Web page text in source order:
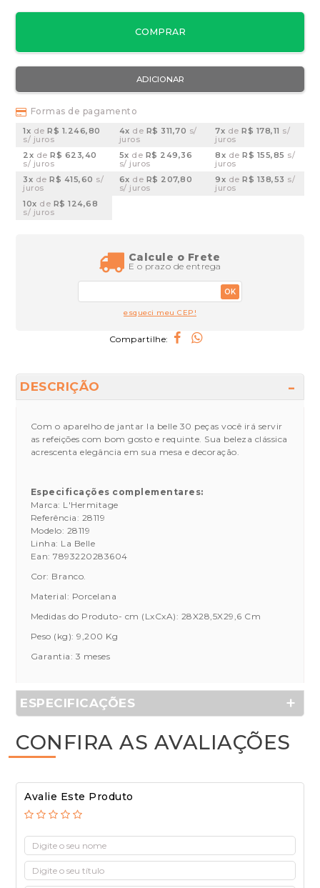
COMPRAR
ADICIONAR
Formas de pagamento
1x deR$ 1.246,80
s/ juros
2x deR$ 623,40
s/ juros
3x deR$ 415,60 s/
juros
4x de R$ 311,70 s/
juros
5x de R$ 249,36
s/ juros
6x de R$ 207,80
s/ juros
7x deR$ 178,11 s/
juros
8x deR$ 155,85 s/
juros
9x deR$ 138,53 s/
juros
10x de R$ 124,68
s/ juros
Calcule o Frete
E o prazo de entrega
OK
esqueci meu CEP!
Compartilhe:
DESCRIÇÃO
Com o aparelho de jantar la belle 30 peças você irá servir
as refeições com bom gosto e requinte. Sua beleza clássica
acrescenta elegância em sua mesa e decoração.
Especificações complementares:
Marca: L'Hermitage
Referência: 28119
Modelo: 28119
Linha: La Belle
Ean: 7893220283604
Cor: Branco.
Material: Porcelana
Medidas do Produto- cm (LxCxA): 28X28,5X29,6 Cm
Peso (kg): 9,200 Kg
Garantia: 3 meses
ESPECIFICAÇÕES
CONFIRA AS AVALIAÇÕES
Avalie Este Produto